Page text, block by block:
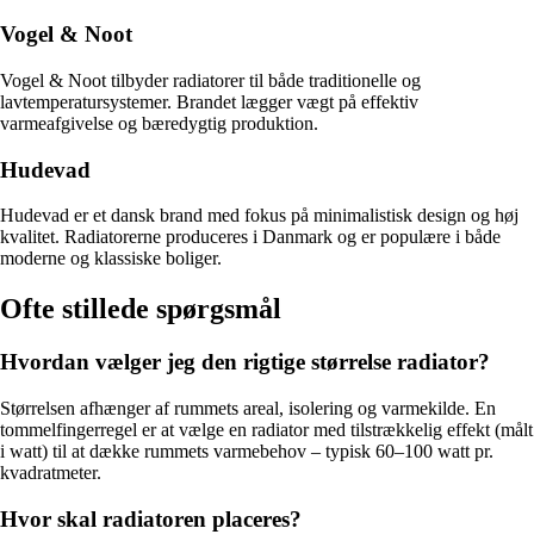
Vogel & Noot
Vogel & Noot tilbyder radiatorer til både traditionelle og
lavtemperatursystemer. Brandet lægger vægt på effektiv
varmeafgivelse og bæredygtig produktion.
Hudevad
Hudevad er et dansk brand med fokus på minimalistisk design og høj
kvalitet. Radiatorerne produceres i Danmark og er populære i både
moderne og klassiske boliger.
Ofte stillede spørgsmål
Hvordan vælger jeg den rigtige størrelse radiator?
Størrelsen afhænger af rummets areal, isolering og varmekilde. En
tommelfingerregel er at vælge en radiator med tilstrækkelig effekt (målt
i watt) til at dække rummets varmebehov – typisk 60–100 watt pr.
kvadratmeter.
Hvor skal radiatoren placeres?